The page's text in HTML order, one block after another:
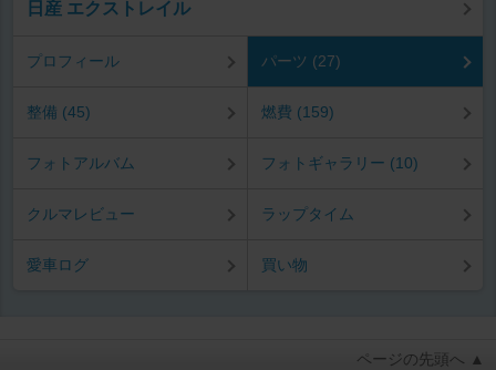
日産 エクストレイル
プロフィール パーツ (27)
整備 (45) 燃費 (159)
フォトアルバム フォトギャラリー (10)
クルマレビュー ラップタイム
愛車ログ 買い物
ページの先頭へ ▲